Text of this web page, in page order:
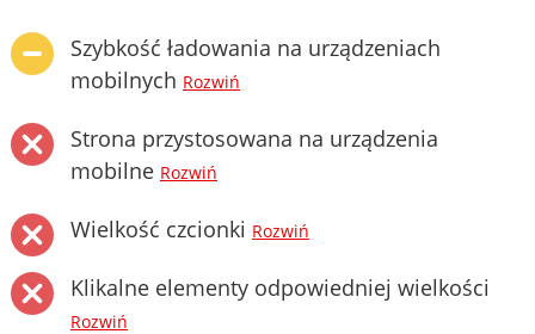
Szybkość ładowania na urządzeniach
mobilnych Rozwiń
Strona przystosowana na urządzenia
mobilne Rozwiń
Wielkość czcionki Rozwiń
Klikalne elementy odpowiedniej wielkości
Rozwiń